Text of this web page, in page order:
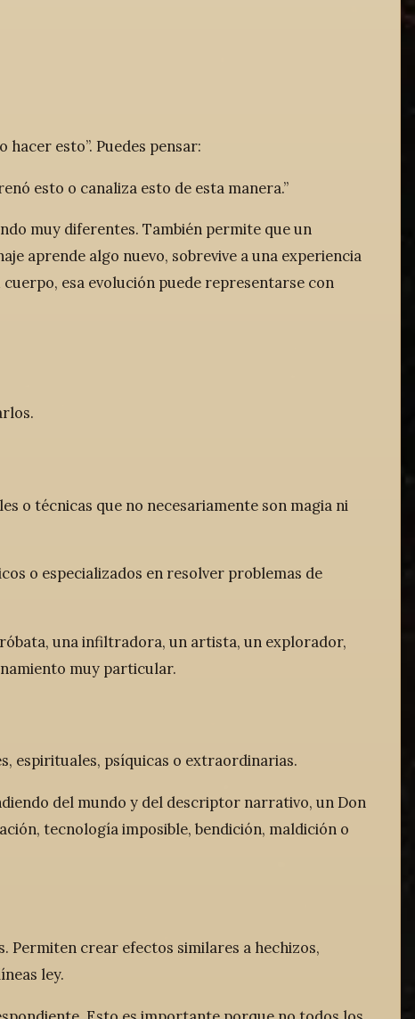
esto”. Puedes pensar:
esto o canaliza esto de esta manera.”
muy diferentes. También permite que un
aprende algo nuevo, sobrevive a una experiencia
esa evolución puede representarse con
o técnicas que no necesariamente son magia ni
o especializados en resolver problemas de
una infiltradora, un artista, un explorador,
muy particular.
espirituales, psíquicas o extraordinarias.
del mundo y del descriptor narrativo, un Don
tecnología imposible, bendición, maldición o
Permiten crear efectos similares a hechizos,
ley.